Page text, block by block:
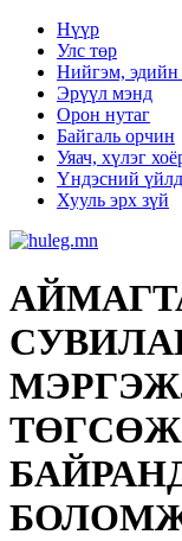
Нүүр
Улс төр
Нийгэм, эдийн
Эрүүл мэнд
Орон нутаг
Байгаль орчин
Уяач, хүлэг
Үндэсний
Хууль эрх зүй